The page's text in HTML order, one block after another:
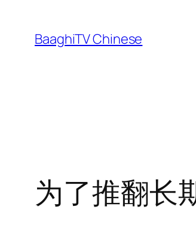
content
BaaghiTV Chinese
为了推翻长